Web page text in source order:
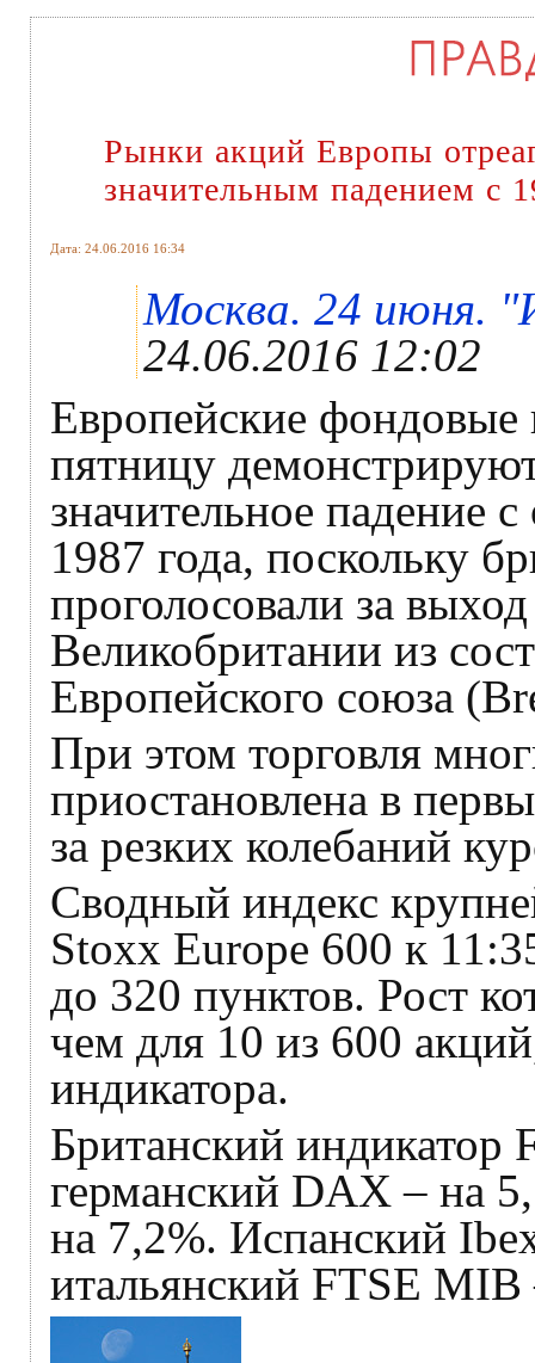
Рынки акций Европы
значительным падением с
Дата: 24.06.2016 16:34
Москва. 24 июня.
24.06.2016 12:02
Европейские фондовые
пятницу
значительное падение с
1987 года, поскольку
проголосовали за выход
Великобритании из
Европейского союза
При этом торговля
приостановлена в
за резких колебаний
Сводный индекс
Stoxx Europe 600 к
до 320 пунктов. Рост
чем для 10 из 600
индикатора.
Британский индикатор
германский DAX – на
на 7,2%. Испанский
итальянский FTSE